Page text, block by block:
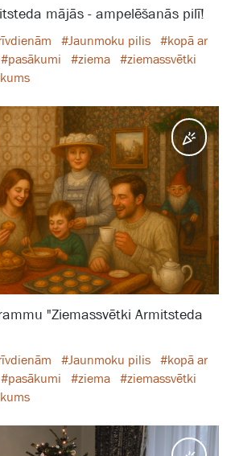
mājās - ampelēšanās pilī!
#Jaunmoku pilis #kopā ar
#pasākumi #ziema #ziemassvētki
"Ziemassvētki Armitsteda
#Jaunmoku pilis #kopā ar
#pasākumi #ziema #ziemassvētki